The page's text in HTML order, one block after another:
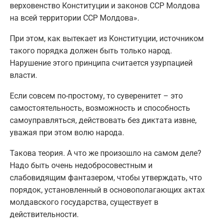
верховенство Конституции и законов ССР Молдова
на всей территории ССР Молдова».
При этом, как вытекает из Конституции, источником
такого порядка должен быть только народ.
Нарушение этого принципа считается узурпацией
власти.
Если совсем по-простому, то суверенитет – это
самостоятельность, возможность и способность
самоуправляться, действовать без диктата извне,
уважая при этом волю народа.
Такова теория. А что же произошло на самом деле?
Надо быть очень недобросовестным и
слабовидящим фантазером, чтобы утверждать, что
порядок, установленный в основополагающих актах
молдавского государства, существует в
действительности.